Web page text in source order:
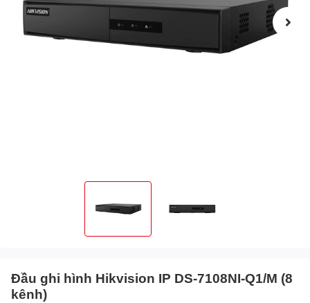
Đầu ghi hình Hikvision IP DS-7108NI-Q1/M (8
kênh)